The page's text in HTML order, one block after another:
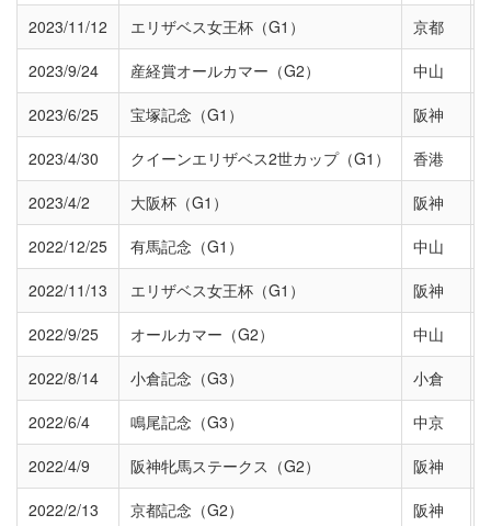
2023/11/12
エリザベス女王杯（G1） 京都
2023/9/24
産経賞オールカマー（G2） 中山
2023/6/25
宝塚記念（G1） 阪神
2023/4/30
クイーンエリザベス2世カップ（G1） 香港
2023/4/2
大阪杯（G1） 阪神
2022/12/25
有馬記念（G1） 中山
2022/11/13
エリザベス女王杯（G1） 阪神
2022/9/25
オールカマー（G2） 中山
2022/8/14
小倉記念（G3） 小倉
2022/6/4
鳴尾記念（G3） 中京
2022/4/9
阪神牝馬ステークス（G2） 阪神
2022/2/13
京都記念（G2） 阪神